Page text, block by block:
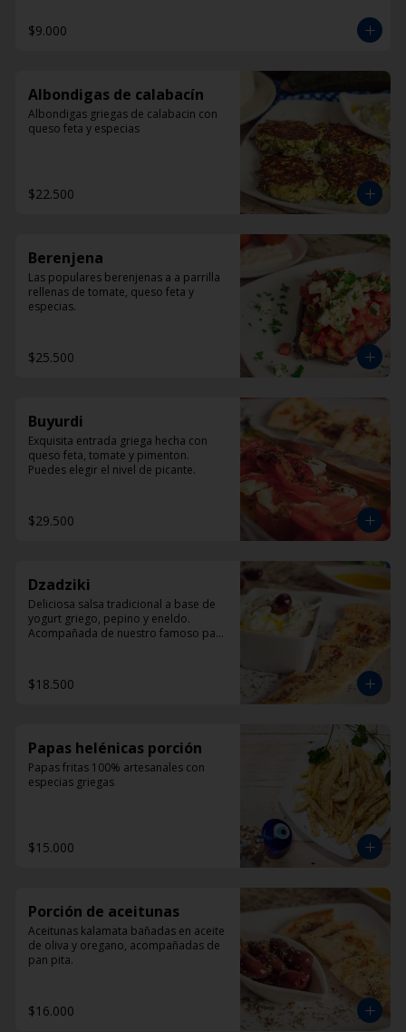
$9.000
Albondigas de calabacín
Albondigas griegas de calabacin con
queso feta y especias
$22.500
Berenjena
Las populares berenjenas a a parrilla
rellenas de tomate, queso feta y
especias.
$25.500
Buyurdi
Exquisita entrada griega hecha con
queso feta, tomate y pimenton.
Puedes elegir el nivel de picante.
$29.500
Dzadziki
Deliciosa salsa tradicional a base de
yogurt griego, pepino y eneldo.
Acompañada de nuestro famoso pan
$18.500
Papas helénicas porción
Papas fritas 100% artesanales con
especias griegas
$15.000
Porción de aceitunas
Aceitunas kalamata bañadas en aceite
de oliva y oregano, acompañadas de
pan pita.
$16.000